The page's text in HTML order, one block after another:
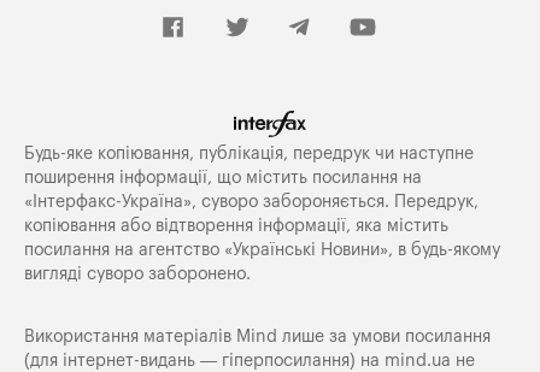
Будь-яке копiювання, публiкацiя, передрук чи наступне
поширення iнформацiї, що мiстить посилання на
«Iнтерфакс-Україна», суворо забороняється. Передрук,
копіювання або відтворення інформації, яка містить
посилання на агентство «Українські Новини», в будь-якому
вигляді суворо заборонено.
Використання матеріалів Mind лише за умови посилання
(для інтернет-видань — гіперпосилання) на mind.ua не